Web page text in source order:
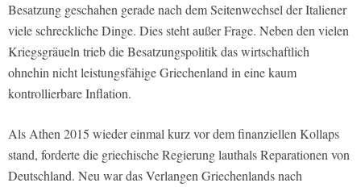
Besatzung geschahen gerade nach dem Seitenwechsel der Italiener
viele schreckliche Dinge. Dies steht außer Frage. Neben den vielen
Kriegsgräueln trieb die Besatzungspolitik das wirtschaftlich
ohnehin nicht leistungsfähige Griechenland in eine kaum
kontrollierbare Inflation.
Als Athen 2015 wieder einmal kurz vor dem finanziellen Kollaps
stand, forderte die griechische Regierung lauthals Reparationen von
Deutschland. Neu war das Verlangen Griechenlands nach